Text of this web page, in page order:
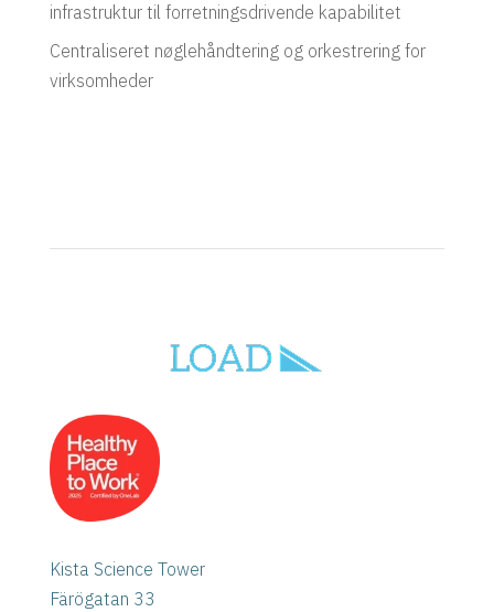
infrastruktur til forretningsdrivende kapabilitet
Centraliseret nøglehåndtering og orkestrering for
virksomheder
Kista Science Tower
Färögatan 33